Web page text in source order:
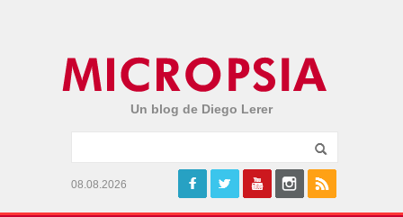
Un blog de Diego Lerer
08.08.2026